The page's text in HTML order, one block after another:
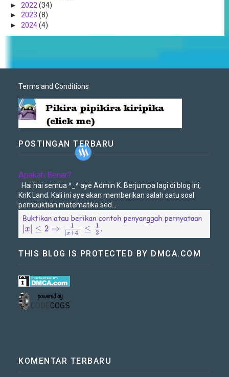
► 2022 (34)
► 2023 (8)
► 2024(4)
Terms and Conditions
POSTINGAN TERBARU
Apakah Benar?
Hai hai semua ^_^ aye Admin K. Berjumpa lagi di blog ini,
KnK Land. Kali ini aye akan memberikan salah satu soal
pembuktian matematika sed...
THIS BLOG IS PROTECTED BY DMCA.COM
KOMENTAR TERBARU